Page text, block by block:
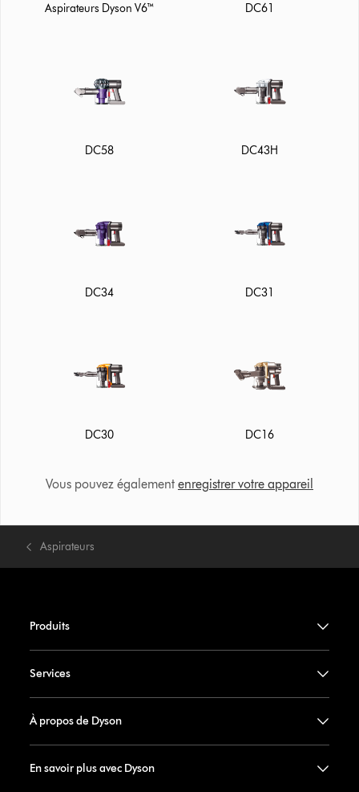
Aspirateurs Dyson V6™ DC61
DC58 DC43H
DC34 DC31
DC30 DC16
Vous pouvez également enregistrer votre appareil
Aspirateurs
Produits
Services
À propos de Dyson
En savoir plus avec Dyson